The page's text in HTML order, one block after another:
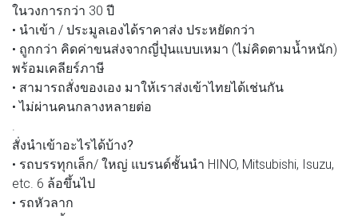
ในวงการกว่า 30 ปี
• นำเข้า / ประมูลเองได้ราคาส่ง ประหยัดกว่า
• ถูกกว่า คิดค่าขนส่งจากญี่ปุ่นแบบเหมา (ไม่คิดตามน้ำหนัก)
พร้อมเคลียร์ภาษี
• สามารถสั่งของเอง มาให้เราส่งเข้าไทยได้เช่นกัน
• ไม่ผ่านคนกลางหลายต่อ
สั่งนำเข้าอะไรได้บ้าง?
• รถบรรทุกเล็ก/ ใหญ่ แบรนด์ชั้นนำ HINO, Mitsubishi, Isuzu,
etc. 6 ล้อขึ้นไป
• รถหัวลาก